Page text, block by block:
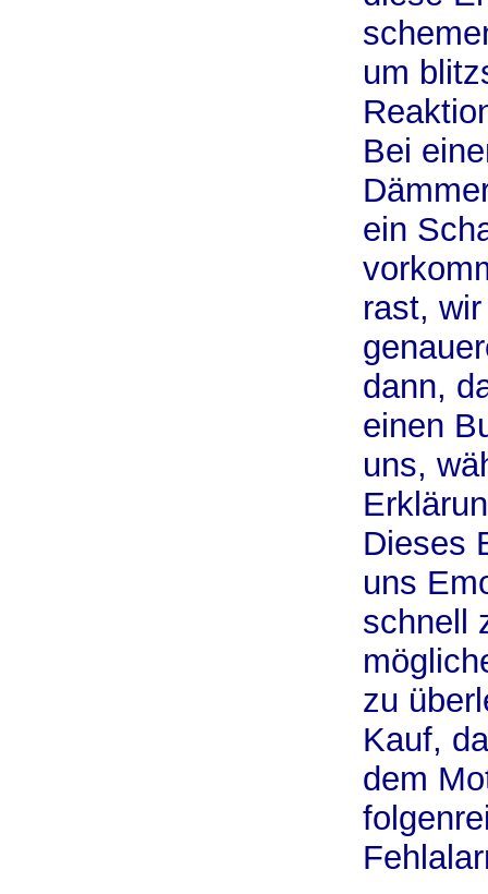
um
Bei
ein
rast,
dann,
einen
uns,
Dieses
uns
schnell
zu
Kauf,
dem